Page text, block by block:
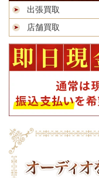
出張買取
店舗買取